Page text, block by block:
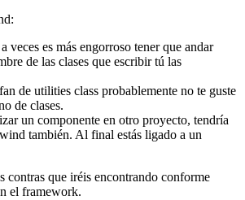
veces es más engorroso tener que andar
de las clases que escribir tú las
de utilities class probablemente no te guste
de clases.
un componente en otro proyecto, tendría
también. Al final estás ligado a un
contras que iréis encontrando conforme
el framework.